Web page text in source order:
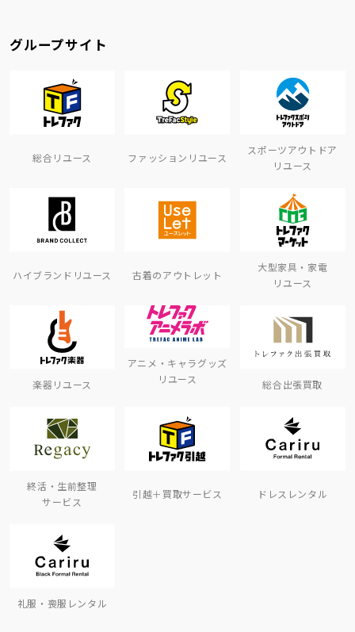
グループサイト
総合リユース ファッションリユース
スポーツアウトドア
リユース
ハイブランドリユース 古着のアウトレット
大型家具・家電
リユース
楽器リユース
アニメ・キャラグッズ
リユース
総合出張買取
終活・生前整理
サービス
引越＋買取サービス ドレスレンタル
礼服・喪服レンタル